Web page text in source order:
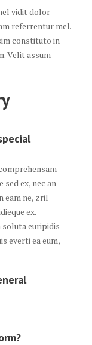
vidit dolor
referrentur mel.
constituto in
Velit assum
sed ex, nec an
eam ne, zril
ex.
soluta euripidis
everti ea eum,